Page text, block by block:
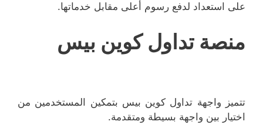
على استعداد لدفع رسوم أعلى مقابل خدماتها.
منصة تداول كوين بيس
تتميز واجهة تداول كوين بيس بتمكين المستخدمين من
اختيار بين واجهة بسيطة ومتقدمة.